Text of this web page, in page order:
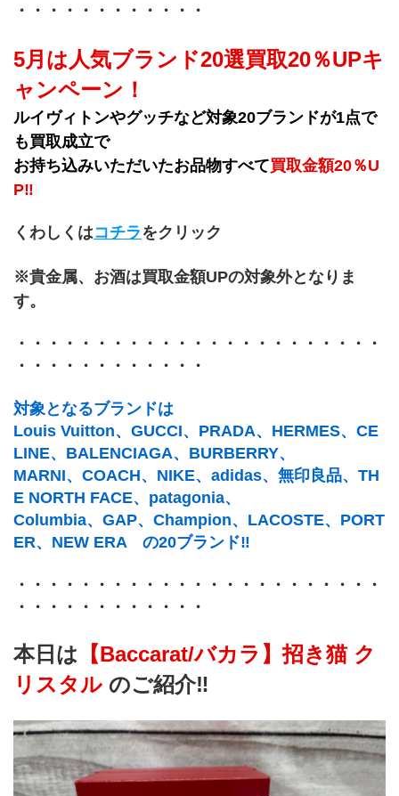
・・・・・・・・・・・・
5月は人気ブランド20選買取20％UPキ
ャンペーン！
ルイヴィトンやグッチなど対象20ブランドが1点で
も買取成立で
お持ち込みいただいたお品物すべて買取金額20％U
P‼
くわしくはコチラ をクリック
※貴金属、お酒は買取金額UPの対象外となりま
す。
・・・・・・・・・・・・・・・・・・・・・・・
・・・・・・・・・・・・
対象となるブランドは
Louis Vuitton、GUCCI、PRADA、HERMES、CE
LINE、BALENCIAGA、BURBERRY、
MARNI、COACH、NIKE、adidas、無印良品、TH
E NORTH FACE、patagonia、
Columbia、GAP、Champion、LACOSTE、PORT
ER、NEW ERA　の20ブランド‼
・・・・・・・・・・・・・・・・・・・・・・・
・・・・・・・・・・・・
本日は 【Baccarat/バカラ】招き猫 ク
リスタル のご紹介‼